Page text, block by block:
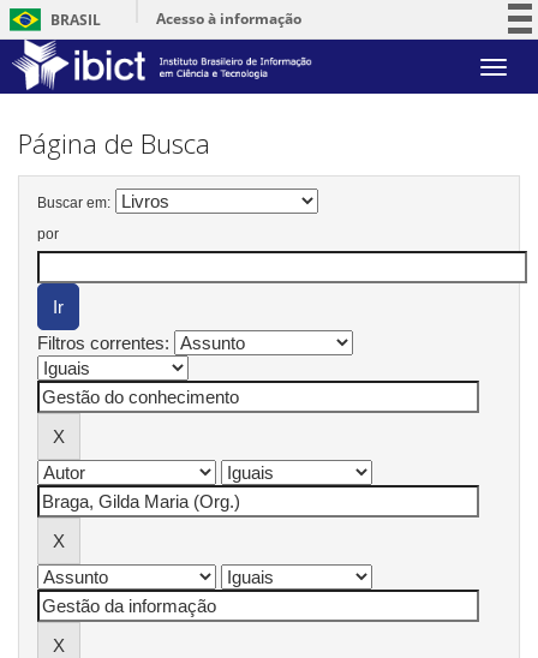
BRASIL
Acesso à informação
Serviços
Skip
Página de Busca
Buscar em:
por
Filtros correntes: